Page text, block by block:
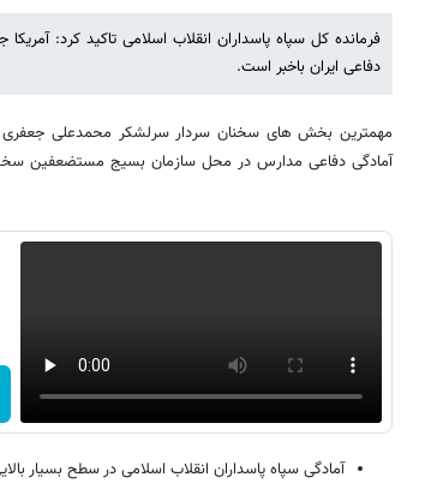
فرمانده کل سپاه پاسداران انقلاب اسلامی تاکید کرد:
دفاعی ایران باخبر است.
مهمترین بخش های سخنان سردار سرلشکر محمدعلی جعفری
آمادگی دفاعی مدارس در محل سازمان بسیج مستضعفین سخن
آمادگی سپاه پاسداران انقلاب اسلامی در سطح بسیار